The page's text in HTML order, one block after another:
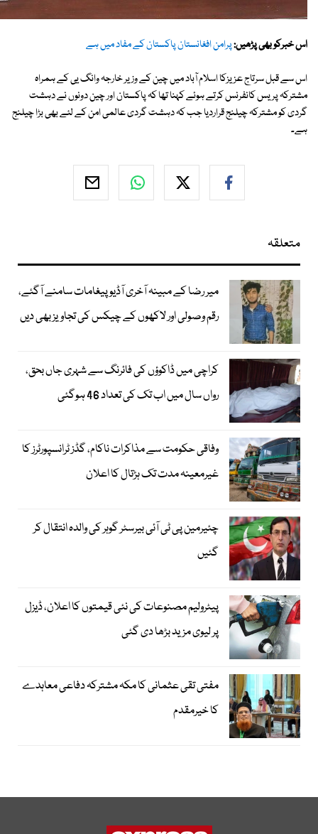
اس خبرکو بھی پڑھیں:پرامن افغانستان پاکستان کے مفاد میں ہے
اس سے قبل سرتاج عزیزکا اسلام آباد میں چین کے وزیر خارجہ وانگ یی کے ہمراہ
مشترکہ پریس کانفرنس کرتے ہوئے کہنا تھا کہ پاکستان اور چین دونوں نے دہشت
گردی کو مشترکہ چیلنج قراردیا جب کہ دہشت گردی عالمی امن کے لئے بھی بڑا چیلنج
ہے۔
متعلقہ
میر رضا کے مبینہ آخری آڈیو پیغامات سامنے آگئے،
رقم وصولی اور لاکھوں کے چیکس کی تجاویز بھی دیں
کراچی میں ڈاکوؤں کی فائرنگ سے شہری جاں بحق،
رواں سال میں اب تک کی تعداد 46 ہوگئی
وفاقی حکومت سے مذاکرات ناکام، گڈز ٹرانسپورٹرز کا
غیرمعینہ مدت تک ہڑتال کا اعلان
چئیرمین پی ٹی آئی بیرسٹر گوہر کی والدہ انتقال کر
گئیں
پیٹرولیم مصنوعات کی نئی قیمتوں کا اعلان، ڈیزل
پر لیوی مزید بڑھا دی گئی
مفتی تقی عثمانی کا مکہ مشترکہ دفاعی معاہدے
کا خیرمقدم